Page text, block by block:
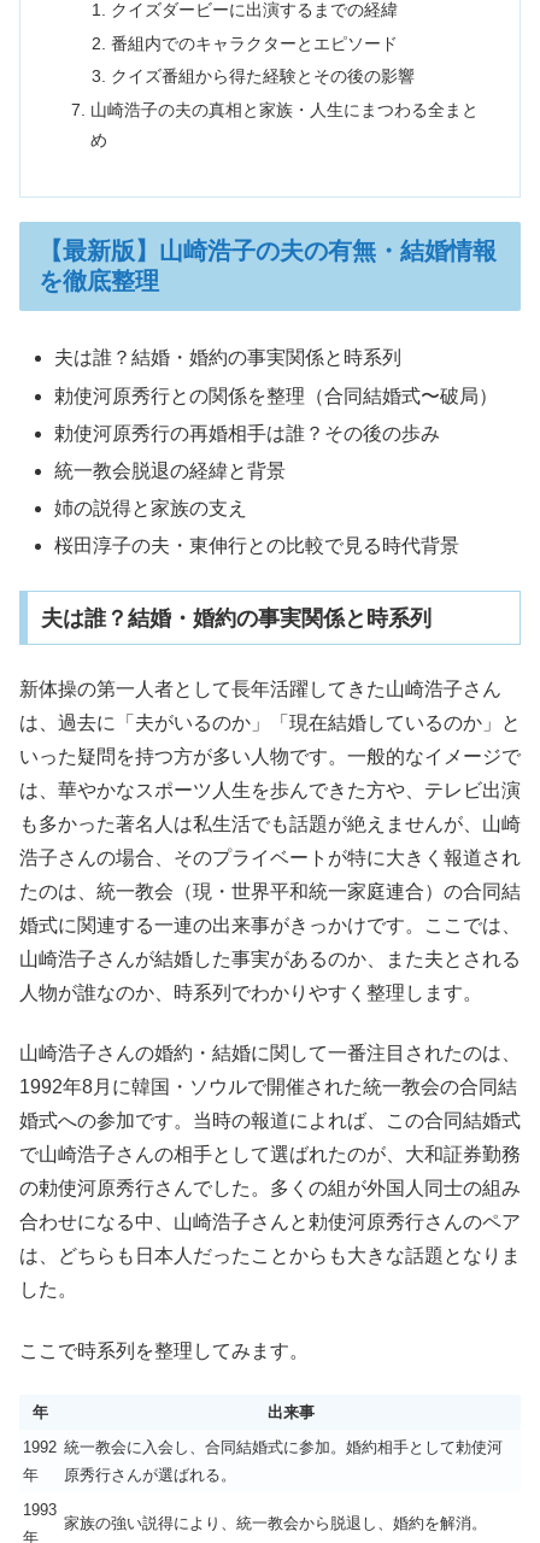
クイズダービーに出演するまでの経緯
番組内でのキャラクターとエピソード
クイズ番組から得た経験とその後の影響
山崎浩子の夫の真相と家族・人生にまつわる全まと
め
【最新版】山崎浩子の夫の有無・結婚情報
を徹底整理
夫は誰？結婚・婚約の事実関係と時系列
勅使河原秀行との関係を整理（合同結婚式〜破局）
勅使河原秀行の再婚相手は誰？その後の歩み
統一教会脱退の経緯と背景
姉の説得と家族の支え
桜田淳子の夫・東伸行との比較で見る時代背景
夫は誰？結婚・婚約の事実関係と時系列
新体操の第一人者として長年活躍してきた山崎浩子さん
は、過去に「夫がいるのか」「現在結婚しているのか」と
いった疑問を持つ方が多い人物です。一般的なイメージで
は、華やかなスポーツ人生を歩んできた方や、テレビ出演
も多かった著名人は私生活でも話題が絶えませんが、山崎
浩子さんの場合、そのプライベートが特に大きく報道され
たのは、統一教会（現・世界平和統一家庭連合）の合同結
婚式に関連する一連の出来事がきっかけです。ここでは、
山崎浩子さんが結婚した事実があるのか、また夫とされる
人物が誰なのか、時系列でわかりやすく整理します。
山崎浩子さんの婚約・結婚に関して一番注目されたのは、
1992年8月に韓国・ソウルで開催された統一教会の合同結
婚式への参加です。当時の報道によれば、この合同結婚式
で山崎浩子さんの相手として選ばれたのが、大和証券勤務
の勅使河原秀行さんでした。多くの組が外国人同士の組み
合わせになる中、山崎浩子さんと勅使河原秀行さんのペア
は、どちらも日本人だったことからも大きな話題となりま
した。
ここで時系列を整理してみます。
年
出来事
1992
年
統一教会に入会し、合同結婚式に参加。婚約相手として勅使河
原秀行さんが選ばれる。
1993
年
家族の強い説得により、統一教会から脱退し、婚約を解消。